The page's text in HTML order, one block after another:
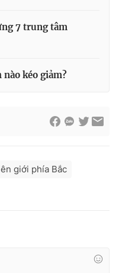
7 trung tâm
kéo giảm?
giới phía Bắc